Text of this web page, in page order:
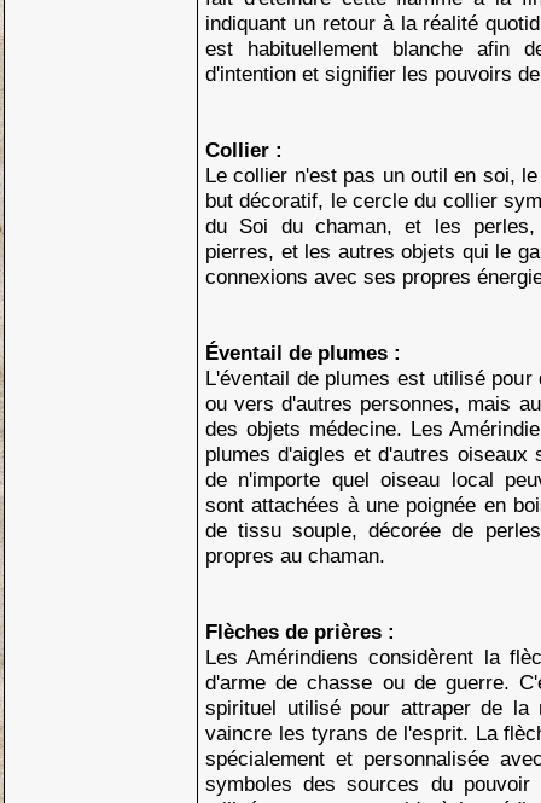
indiquant un retour à la réalité
est habituellement blanche afin
d'intention et signifier les pouvoirs
Collier :
Le collier n'est pas un outil en soi,
but décoratif, le cercle du collier
du Soi du chaman, et les
pierres, et les autres objets qui le
connexions avec ses propres
Éventail de plumes :
L'éventail de plumes est utilisé
ou vers d'autres personnes, mais
des objets médecine. Les
plumes d'aigles et d'autres oiseaux
de n'importe quel oiseau local
sont attachées à une poignée en
de tissu souple, décorée de
propres au chaman.
Flèches de prières :
Les Amérindiens considèrent la
d'arme de chasse ou de guerre.
spirituel utilisé pour attraper de la
vaincre les tyrans de l'esprit. La
spécialement et personnalisée
symboles des sources du